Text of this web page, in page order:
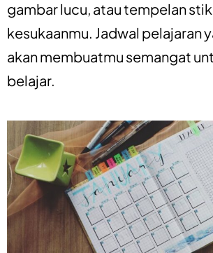
gambar lucu, atau tempelan
kesukaanmu. Jadwal pelajaran
akan membuatmu semangat
belajar.